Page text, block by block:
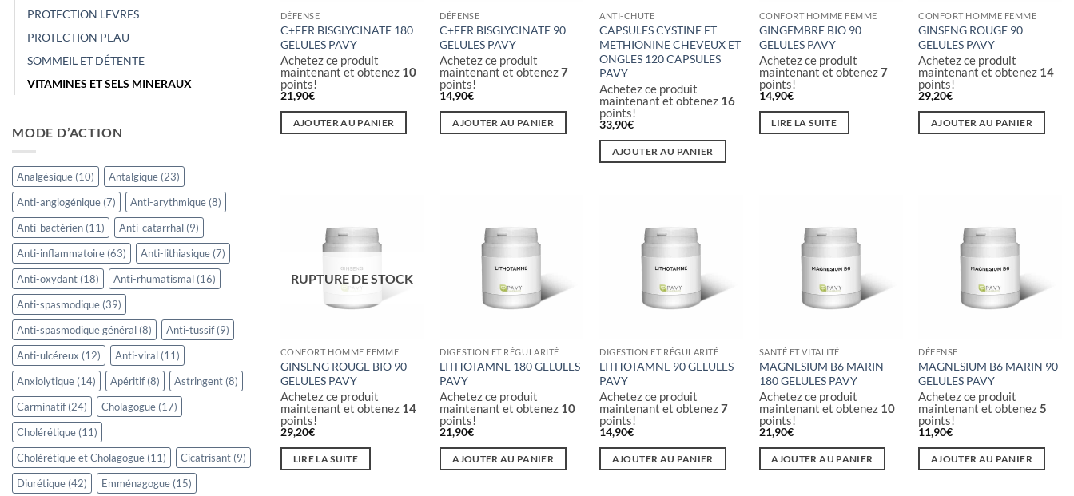
PROTECTION LEVRES
PROTECTION PEAU
SOMMEIL ET DÉTENTE
VITAMINES ET SELS MINERAUX
MODE D’ACTION
Analgésique (10) Antalgique (23)
Anti-angiogénique (7) Anti-arythmique (8)
Anti-bactérien (11) Anti-catarrhal (9)
Anti-inflammatoire (63) Anti-lithiasique (7)
Anti-oxydant (18) Anti-rhumatismal (16)
Anti-spasmodique (39)
Anti-spasmodique général (8) Anti-tussif(9)
Anti-ulcéreux (12) Anti-viral (11)
Anxiolytique (14) Apéritif(8) Astringent (8)
Carminatif(24) Cholagogue (17)
Cholérétique (11)
Cholérétique et Cholagogue (11) Cicatrisant (9)
Diurétique (42) Emménagogue (15)
du
produit
DÉFENSE
C+FER BISGLYCINATE 180
GELULES PAVY
Achetez ce produit
maintenant et obtenez 10
points!
21,90€
AJOUTER AU PANIER
DÉFENSE
C+FER BISGLYCINATE 90
GELULES PAVY
Achetez ce produit
maintenant et obtenez7
points!
14,90€
AJOUTER AU PANIER
ANTI-CHUTE
CAPSULES CYSTINE ET
METHIONINE CHEVEUX ET
ONGLES 120 CAPSULES
PAVY
Achetez ce produit
maintenant et obtenez 16
points!
33,90€
AJOUTER AU PANIER
CONFORT HOMME FEMME
GINGEMBRE BIO 90
GELULES PAVY
Achetez ce produit
maintenant et obtenez7
points!
14,90€
LIRE LA SUITE
CONFORT HOMME FEMME
GINSENG ROUGE 90
GELULES PAVY
Achetez ce produit
maintenant et obtenez 14
points!
29,20€
AJOUTER AU PANIER
RUPTURE DE STOCK
CONFORT HOMME FEMME
GINSENG ROUGE BIO 90
GELULES PAVY
Achetez ce produit
maintenant et obtenez 14
points!
29,20€
LIRE LA SUITE
DIGESTION ET RÉGULARITÉ
LITHOTAMNE 180 GELULES
PAVY
Achetez ce produit
maintenant et obtenez 10
points!
21,90€
AJOUTER AU PANIER
DIGESTION ET RÉGULARITÉ
LITHOTAMNE 90 GELULES
PAVY
Achetez ce produit
maintenant et obtenez7
points!
14,90€
AJOUTER AU PANIER
SANTÉ ET VITALITÉ
MAGNESIUM B6 MARIN
180 GELULES PAVY
Achetez ce produit
maintenant et obtenez 10
points!
21,90€
AJOUTER AU PANIER
DÉFENSE
MAGNESIUM B6 MARIN 90
GELULES PAVY
Achetez ce produit
maintenant et obtenez5
points!
11,90€
AJOUTER AU PANIER